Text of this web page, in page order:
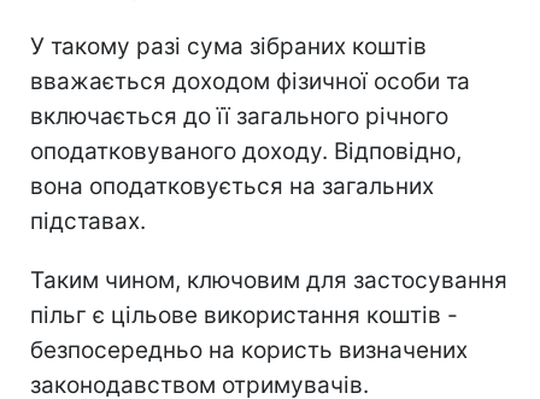
У такому разі сума зібраних коштів
вважається доходом фізичної особи та
включається до її загального річного
оподатковуваного доходу. Відповідно,
вона оподатковується на загальних
підставах.
Таким чином, ключовим для застосування
пільг є цільове використання коштів -
безпосередньо на користь визначених
законодавством отримувачів.